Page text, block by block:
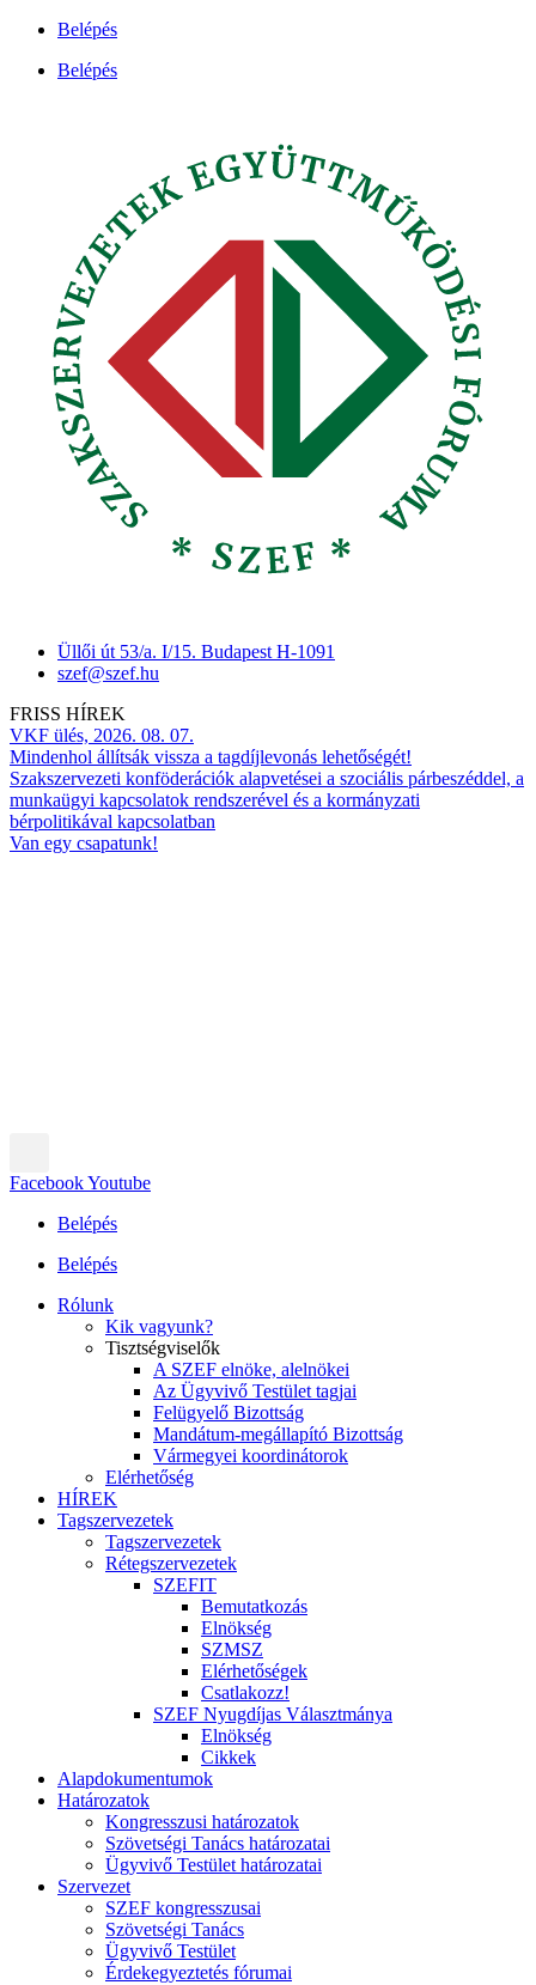
Ugrás
tartalomhoz
Belépés
Belépés
Üllői út 53/a. I/15. Budapest H-1091
szef@szef.hu
FRISS HÍREK
VKF ülés, 2026. 08. 07.
Mindenhol állítsák vissza a tagdíjlevonás lehetőségét!
Szakszervezeti konföderációk alapvetései a szociális párbeszéddel, a
munkaügyi kapcsolatok rendszerével és a kormányzati
bérpolitikával kapcsolatban
Van egy csapatunk!
FacebookYoutube
Belépés
Belépés
Rólunk
Kik vagyunk?
Tisztségviselők
A SZEF elnöke, alelnökei
Az Ügyvivő Testület tagjai
Felügyelő Bizottság
Mandátum-megállapító Bizottság
Vármegyei koordinátorok
Elérhetőség
HÍREK
Tagszervezetek
Tagszervezetek
Rétegszervezetek
SZEFIT
Bemutatkozás
Elnökség
SZMSZ
Elérhetőségek
Csatlakozz!
SZEF Nyugdíjas Választmánya
Elnökség
Cikkek
Alapdokumentumok
Határozatok
Kongresszusi határozatok
Szövetségi Tanács határozatai
Ügyvivő Testület határozatai
Szervezet
SZEF kongresszusai
Szövetségi Tanács
Ügyvivő Testület
Érdekegyeztetés fórumai